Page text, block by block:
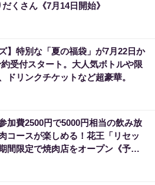
くさん《7月14日開始》
】特別な「夏の福袋」が7月22日か
受付スタート。大人気ボトルや限
ドリンクチケットなど超豪華。
加費2500円で5000円相当の飲み放
コースが楽しめる！花王「リセッ
間限定で焼肉店をオープン《予約